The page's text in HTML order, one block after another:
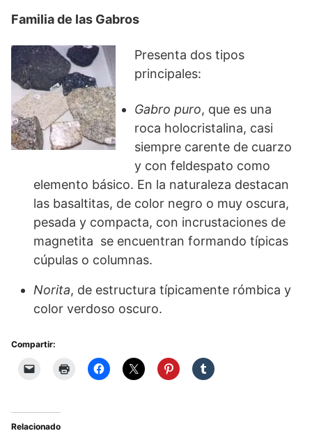
Familia de las Gabros
Presenta dos tipos
principales:
Gabro puro, que es una
roca holocristalina, casi
siempre carente de cuarzo
y con feldespato como
elemento básico. En la naturaleza destacan
las basaltitas, de color negro o muy oscura,
pesada y compacta, con incrustaciones de
magnetita se encuentran formando típicas
cúpulas o columnas.
Norita, de estructura típicamente rómbica y
color verdoso oscuro.
Compartir:
Relacionado